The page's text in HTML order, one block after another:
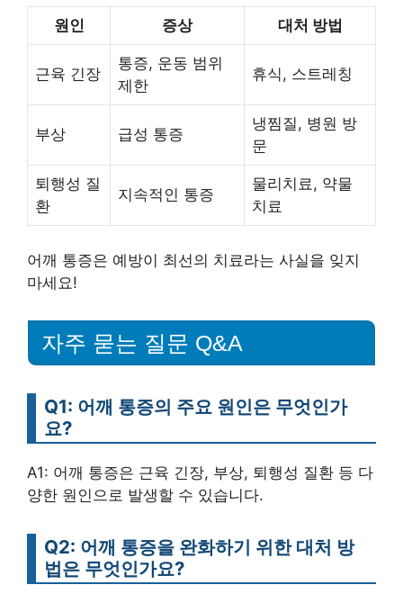
원인 증상 대처 방법
근육 긴장
통증, 운동 범위
제한
휴식, 스트레칭
부상 급성 통증
냉찜질, 병원 방
문
퇴행성 질
환
지속적인 통증
물리치료, 약물
치료
어깨 통증은 예방이 최선의 치료라는 사실을 잊지
마세요!
자주 묻는 질문 Q&A
Q1: 어깨 통증의 주요 원인은 무엇인가
요?
A1: 어깨 통증은 근육 긴장, 부상, 퇴행성 질환 등 다
양한 원인으로 발생할 수 있습니다.
Q2: 어깨 통증을 완화하기 위한 대처 방
법은 무엇인가요?